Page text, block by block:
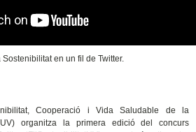
en un fil de Twitter.
Cooperació i Vida Saludable de la
organitza la primera edició del concurs